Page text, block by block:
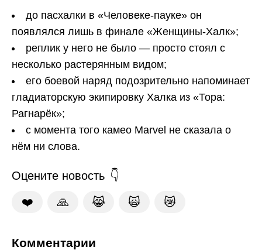
до пасхалки в «Человеке-пауке» он
появлялся лишь в финале «Женщины-Халк»;
реплик у него не было — просто стоял с
несколько растерянным видом;
его боевой наряд подозрительно напоминает
гладиаторскую экипировку Халка из «Тора:
Рагнарёк»;
с момента того камео Marvel не сказала о
нём ни слова.
Оцените новость
❤️ 🙏 😹 🙀 😿
Комментарии